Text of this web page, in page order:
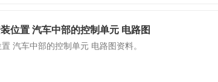
位置 汽车中部的控制单元 电路图
汽车中部的控制单元 电路图资料。